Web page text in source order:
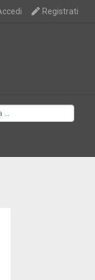
Registrati